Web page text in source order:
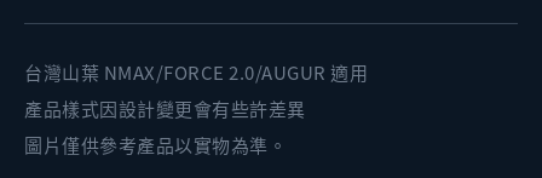
台灣山葉 NMAX/FORCE 2.0/AUGUR 適用
產品樣式因設計變更會有些許差異
圖片僅供參考產品以實物為準。